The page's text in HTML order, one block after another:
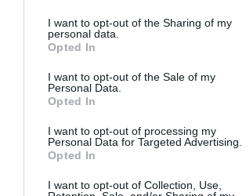
not limited to your visit or usage behaviour.
grant or deny consent to Google and its
use your data for below specified purposes
consent section.
I want to opt-out of the Sharing of my
personal data.
Opted In
I want to opt-out of the Sale of my
Personal Data.
Opted In
I want to opt-out of processing my
Personal Data for Targeted Advertising.
Opted In
I want to opt-out of Collection, Use,
mindkettőnknek.A
az ételben.A
desszerttel.Adtunk